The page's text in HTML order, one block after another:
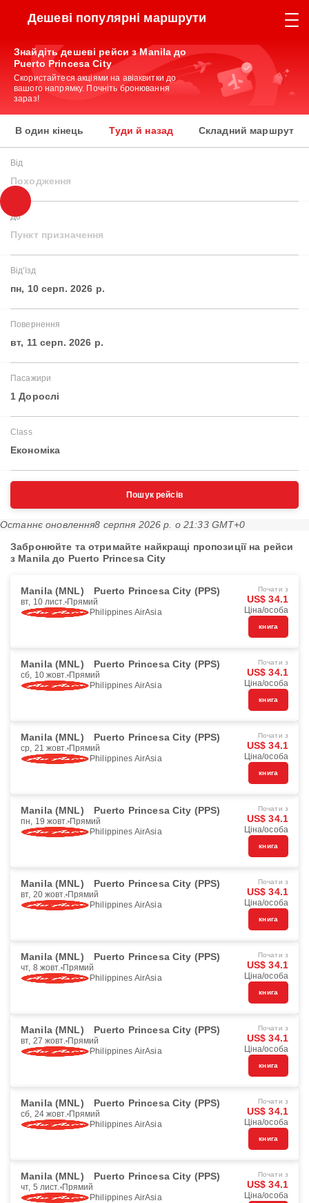
Дешеві популярні маршрути
Знайдіть дешеві рейси з Manila до
Puerto Princesa City
Скористайтеся акціями на авіаквитки до
вашого напрямку. Почніть бронювання
зараз!
В один кінець Туди й назад Складний маршрут
Від
Походження
До
Пункт призначення
Від'їзд
пн, 10 серп. 2026 р.
Повернення
вт, 11 серп. 2026 р.
Пасажири
1 Дорослі
Class
Економіка
Пошук рейсів
Останнє оновлення8 серпня 2026 р. о 21:33 GMT+0
Забронюйте та отримайте найкращі пропозиції на рейси
з Manila до Puerto Princesa City
Manila (MNL) Puerto Princesa City (PPS)
вт, 10 лист. Прямий
Philippines AirAsia
Почати з
US$ 34.1
Ціна/особа
книга
Manila (MNL) Puerto Princesa City (PPS)
сб, 10 жовт. Прямий
Philippines AirAsia
Почати з
US$ 34.1
Ціна/особа
книга
Manila (MNL) Puerto Princesa City (PPS)
ср, 21 жовт. Прямий
Philippines AirAsia
Почати з
US$ 34.1
Ціна/особа
книга
Manila (MNL) Puerto Princesa City (PPS)
пн, 19 жовт. Прямий
Philippines AirAsia
Почати з
US$ 34.1
Ціна/особа
книга
Manila (MNL) Puerto Princesa City (PPS)
вт, 20 жовт. Прямий
Philippines AirAsia
Почати з
US$ 34.1
Ціна/особа
книга
Manila (MNL) Puerto Princesa City (PPS)
чт, 8 жовт. Прямий
Philippines AirAsia
Почати з
US$ 34.1
Ціна/особа
книга
Manila (MNL) Puerto Princesa City (PPS)
вт, 27 жовт. Прямий
Philippines AirAsia
Почати з
US$ 34.1
Ціна/особа
книга
Manila (MNL) Puerto Princesa City (PPS)
сб, 24 жовт. Прямий
Philippines AirAsia
Почати з
US$ 34.1
Ціна/особа
книга
Manila (MNL) Puerto Princesa City (PPS)
чт, 5 лист. Прямий
Philippines AirAsia
Почати з
US$ 34.1
Ціна/особа